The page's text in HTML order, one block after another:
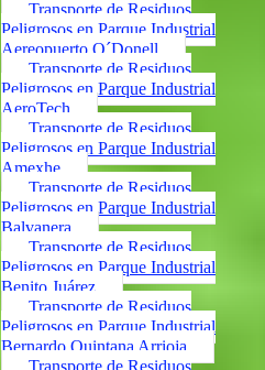
Transporte de Residuos
Peligrosos en Parque Industrial
Aereopuerto O´Donell
Transporte de Residuos
Peligrosos en Parque Industrial
AeroTech
Transporte de Residuos
Peligrosos en Parque Industrial
Amexhe
Transporte de Residuos
Peligrosos en Parque Industrial
Balvanera
Transporte de Residuos
Peligrosos en Parque Industrial
Benito Juárez
Transporte de Residuos
Peligrosos en Parque Industrial
Bernardo Quintana Arrioja
Transporte de Residuos